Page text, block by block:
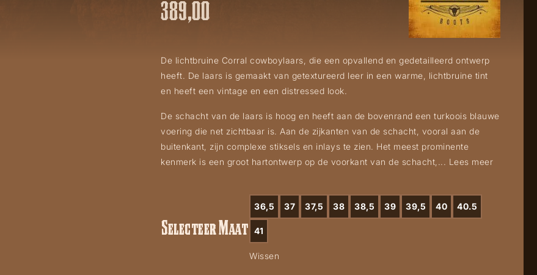
389,00
De lichtbruine Corral cowboylaars, die een opvallend en gedetailleerd ontwerp
heeft. De laars is gemaakt van getextureerd leer in een warme, lichtbruine tint
en heeft een vintage en een distressed look.
De schacht van de laars is hoog en heeft aan de bovenrand een turkoois blauwe
voering die net zichtbaar is. Aan de zijkanten van de schacht, vooral aan de
buitenkant, zijn complexe stiksels en inlays te zien. Het meest prominente
kenmerk is een groot hartontwerp op de voorkant van de schacht,... Lees meer
Selecteer Maat
36,5 37 37,5 38 38,5 39 39,5 40 40.5
41
Wissen